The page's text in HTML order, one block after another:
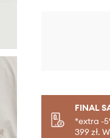
FINAL
*extra -
399 zł.